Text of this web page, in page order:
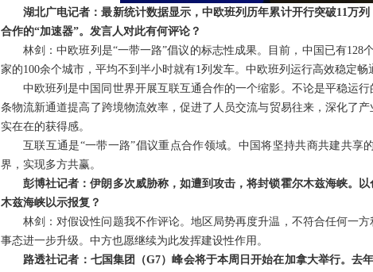
湖北广电记者：最新统计数据显示，中欧班列历年累计开行突破11万
合作的“加速器”。发言人对此有何评论？
林剑：中欧班列是“一带一路”倡议的标志性成果。目前，中国已有128
家的100余个城市，平均不到半小时就有1列发车。中欧班列运行高效稳定
中欧班列是中国同世界开展互联互通合作的一个缩影。不论是平稳运
条物流新通道提高了跨境物流效率，促进了人员交流与贸易往来，深化了
实在在的获得感。
互联互通是“一带一路”倡议重点合作领域。中国将坚持共商共建共
界，实现多方共赢。
彭博社记者：伊朗多次威胁称，如遭到攻击，将封锁霍尔木兹海峡。
木兹海峡以示报复？
林剑：对假设性问题我不作评论。地区局势再度升温，不符合任何一
事态进一步升级。中方也愿继续为此发挥建设性作用。
路透社记者：七国集团（G7）峰会将于本周日开始在加拿大举行。去